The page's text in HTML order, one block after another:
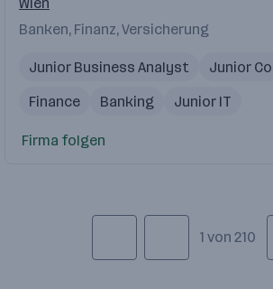
Banken, Finanz, Versicherung
Junior Business Analyst
Junior
Finance
Banking Junior IT
Firma folgen
1 von 210